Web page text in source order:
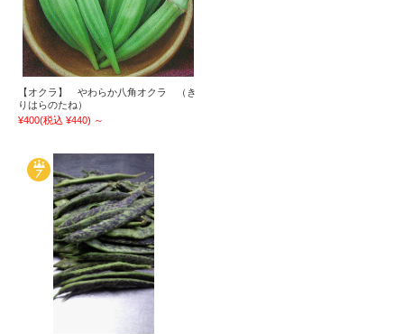
【オクラ】 やわらか八角オクラ （き
りはらのたね）
¥400(税込 ¥440) ～